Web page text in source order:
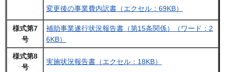
変更後の事業費内訳書（エクセル：69KB）
様式第7
号
補助事業遂行状況報告書（第15条関係）（ワード：2
6KB）
様式第8
号
実施状況報告書（エクセル：18KB）